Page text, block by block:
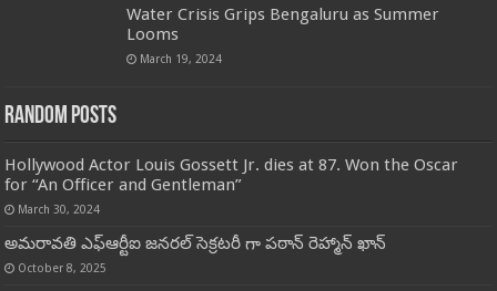
Water Crisis Grips Bengaluru as Summer
Looms
March 19, 2024
Random Posts
Hollywood Actor Louis Gossett Jr. dies at 87. Won the Oscar
for “An Officer and Gentleman”
March 30, 2024
అమరావతి ఎఫ్ఆర్టీఐ జనరల్ సెక్రటరీ గా పఠాన్ రెహ్మాన్ ఖాన్
October 8, 2025